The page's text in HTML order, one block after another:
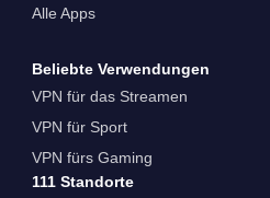
Alle Apps
Beliebte Verwendungen
VPN für das Streamen
VPN für Sport
VPN fürs Gaming
111 Standorte